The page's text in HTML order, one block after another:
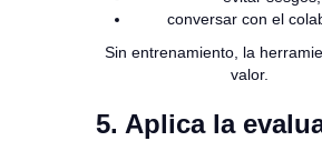
conversar con el
Sin entrenamiento, la
valor.
5. Aplica la